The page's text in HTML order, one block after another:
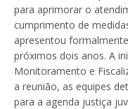
para aprimorar o
cumprimento de
apresentou
próximos dois anos. A
Monitoramento e
a reunião, as equipes
para a agenda justiça